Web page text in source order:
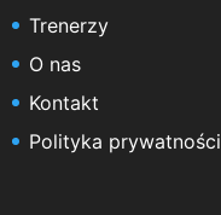
Trenerzy
O nas
Kontakt
Polityka prywatności